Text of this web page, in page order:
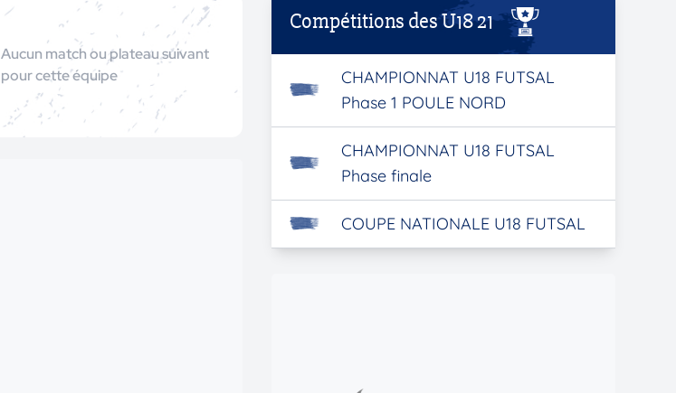
Aucun match ou plateau suivant
pour cette équipe
Compétitions des U18 21
CHAMPIONNAT U18 FUTSAL
Phase 1 POULE NORD
CHAMPIONNAT U18 FUTSAL
Phase finale
COUPE NATIONALE U18 FUTSAL